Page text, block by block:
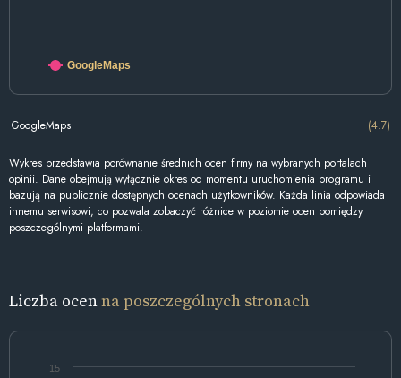
GoogleMaps
GoogleMaps (4.7)
Wykres przedstawia porównanie średnich ocen firmy na wybranych portalach
opinii. Dane obejmują wyłącznie okres od momentu uruchomienia programu i
bazują na publicznie dostępnych ocenach użytkowników. Każda linia odpowiada
innemu serwisowi, co pozwala zobaczyć różnice w poziomie ocen pomiędzy
poszczególnymi platformami.
Liczba ocenna poszczególnych stronach
15